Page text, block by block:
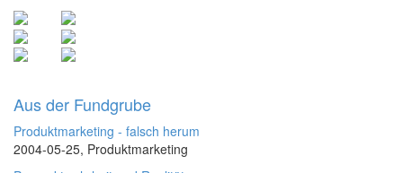
Aus der Fundgrube
Produktmarketing - falsch herum
2004-05-25, Produktmarketing